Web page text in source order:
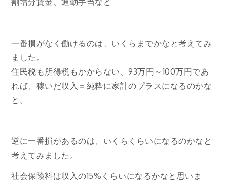
一番損がなく働けるのは、いくらまでかなと考えてみ
ました。
住民税も所得税もかからない、93万円～100万円であ
れば、稼いだ収入＝純粋に家計のプラスになるのかな
と。
逆に一番損があるのは、いくらくらいになるのかなと
考えてみました。
社会保険料は収入の15%くらいになるかなと思いま